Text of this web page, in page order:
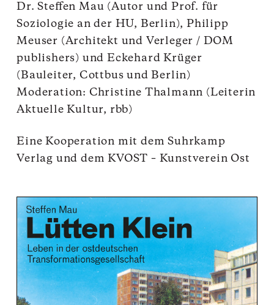
Dr. Steffen Mau (Autor und Prof. für
Soziologie an der HU, Berlin), Philipp
Meuser (Architekt und Verleger / DOM
publishers) und Eckehard Krüger
(Bauleiter, Cottbus und Berlin)
Moderation: Christine Thalmann (Leiterin
Aktuelle Kultur, rbb)
Eine Kooperation mit demSuhrkamp
Verlag und demKVOST – Kunstverein Ost